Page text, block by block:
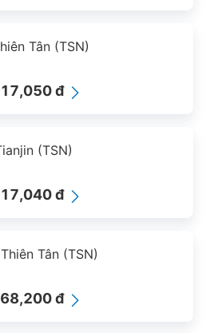
Tân (TSN)
đ
(TSN)
đ
Tân (TSN)
đ